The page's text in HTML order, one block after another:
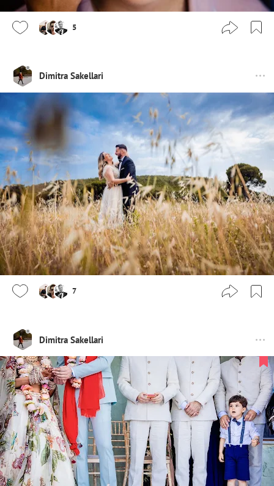
5
Dimitra Sakellari
7
Dimitra Sakellari